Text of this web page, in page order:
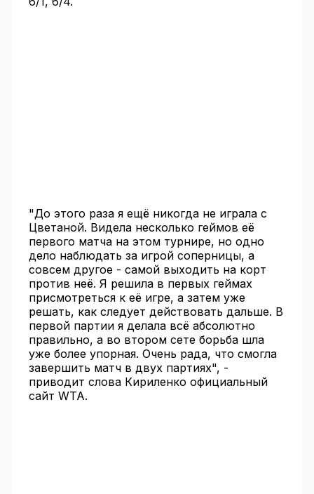
"До этого раза я ещё никогда не играла с
Цветаной. Видела несколько геймов её
первого матча на этом турнире, но одно
дело наблюдать за игрой соперницы, а
совсем другое - самой выходить на корт
против неё. Я решила в первых геймах
присмотреться к её игре, а затем уже
решать, как следует действовать дальше. В
первой партии я делала всё абсолютно
правильно, а во втором сете борьба шла
уже более упорная. Очень рада, что смогла
завершить матч в двух партиях", -
приводит слова Кириленко официальный
сайт WTA.